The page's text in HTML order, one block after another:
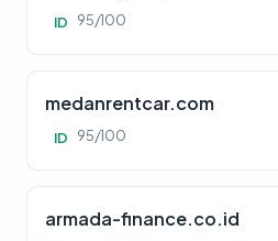
ID 95/100
medanrentcar.com
ID 95/100
armada-finance.co.id